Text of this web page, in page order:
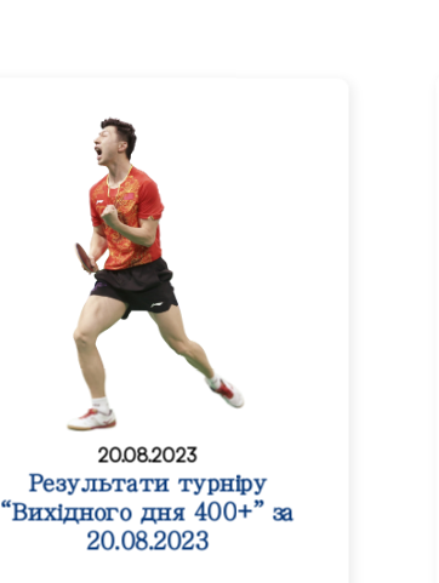
20.08.2023
Результати турніру
“Вихідного дня 400+” за
20.08.2023